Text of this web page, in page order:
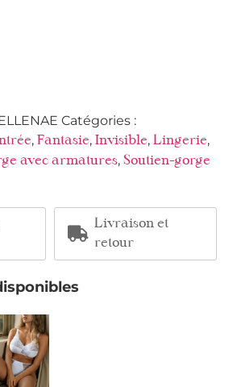
Catégories :
, Fantasie, Invisible, Lingerie,
avec armatures, Soutien-gorge
Livraison et
retour